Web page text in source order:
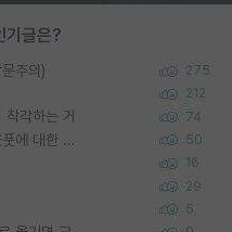
기글은?
주의) 275
212
각하는 거 74
포스텍 억까에 대해 (동문의 학문적 아웃풋에 대한 반박) 50
16
29
5